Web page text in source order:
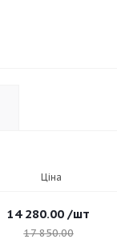
Ціна
14 280.00 /шт
17 850.00